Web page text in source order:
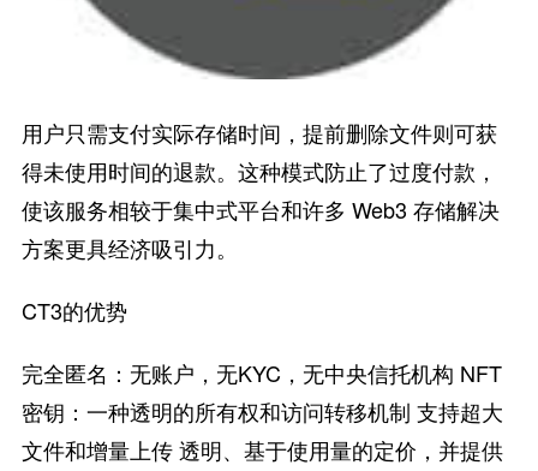
用户只需支付实际存储时间，提前删除文件则可获
得未使用时间的退款。这种模式防止了过度付款，
使该服务相较于集中式平台和许多 Web3 存储解决
方案更具经济吸引力。
CT3的优势
完全匿名：无账户，无KYC，无中央信托机构 NFT
密钥：一种透明的所有权和访问转移机制 支持超大
文件和增量上传 透明、基于使用量的定价，并提供